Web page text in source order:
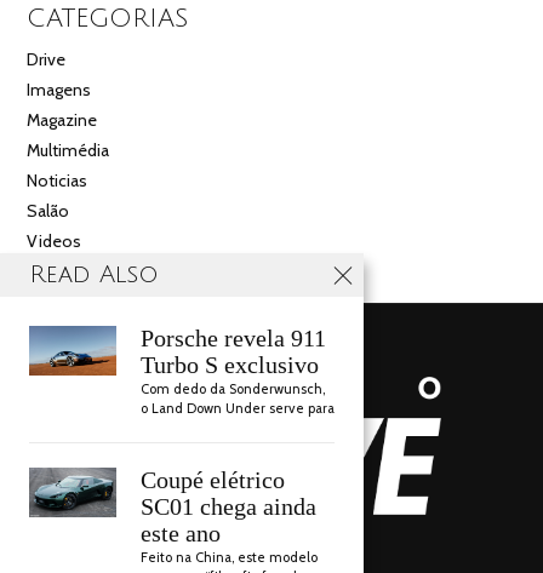
CATEGORIAS
Drive
Imagens
Magazine
Multimédia
Noticias
Salão
Videos
AUTO DRIVE 2018
Read Also
Porsche revela 911
Turbo S exclusivo
Com dedo da Sonderwunsch,
o Land Down Under serve para
Coupé elétrico
SC01 chega ainda
este ano
Feito na China, este modelo